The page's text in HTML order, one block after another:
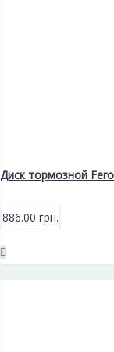
Диск тормозной
886.00 грн.